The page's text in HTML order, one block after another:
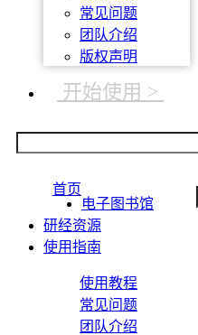
常见问题
团队介绍
版权声明
开始使用 >
首页
电子图书馆
研经资源
使用指南
使用教程
常见问题
团队介绍